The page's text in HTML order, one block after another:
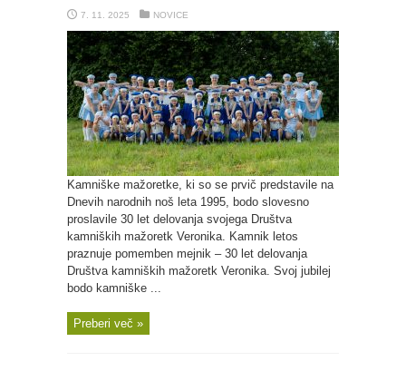
7. 11. 2025 NOVICE
Kamniške mažoretke, ki so se prvič predstavile na
Dnevih narodnih noš leta 1995, bodo slovesno
proslavile 30 let delovanja svojega Društva
kamniških mažoretk Veronika. Kamnik letos
praznuje pomemben mejnik – 30 let delovanja
Društva kamniških mažoretk Veronika. Svoj jubilej
bodo kamniške ...
Preberi več »